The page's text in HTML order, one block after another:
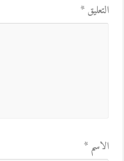
التعليق*
الاسم*